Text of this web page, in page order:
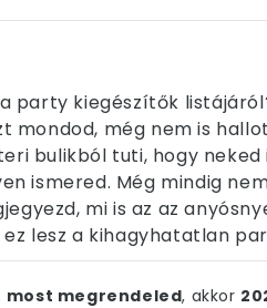
party kiegészítők
mondod, még nem is
bulikból tuti, hogy
ismered. Még mindig
mi is az az
lesz a kihagyhatatlan
most megrendeled, akkor